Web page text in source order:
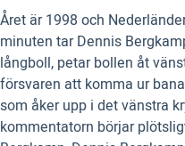
Året är 1998 och
minuten tar Dennis
långboll, petar bollen åt
försvaren att komma ur
som åker upp i det vänstra
kommentatorn börjar